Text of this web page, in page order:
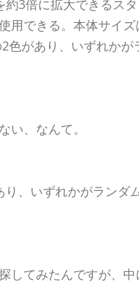
3倍に拡大できるス
用できる。本体サイ
があり、いずれかが
い、なんて。
、いずれかがランダ
してみたんですが、